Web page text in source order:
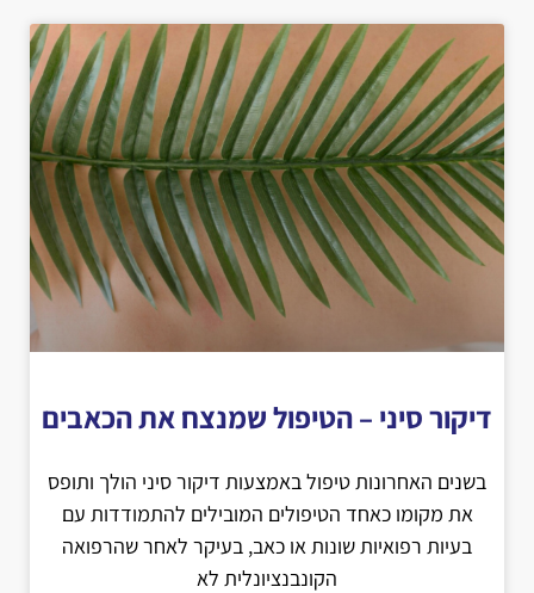
דיקור סיני – הטיפול שמנצח את הכאבים
בשנים האחרונות טיפול באמצעות דיקור סיני הולך ותופס
את מקומו כאחד הטיפולים המובילים להתמודדות עם
בעיות רפואיות שונות או כאב, בעיקר לאחר שהרפואה
הקונבנציונלית לא